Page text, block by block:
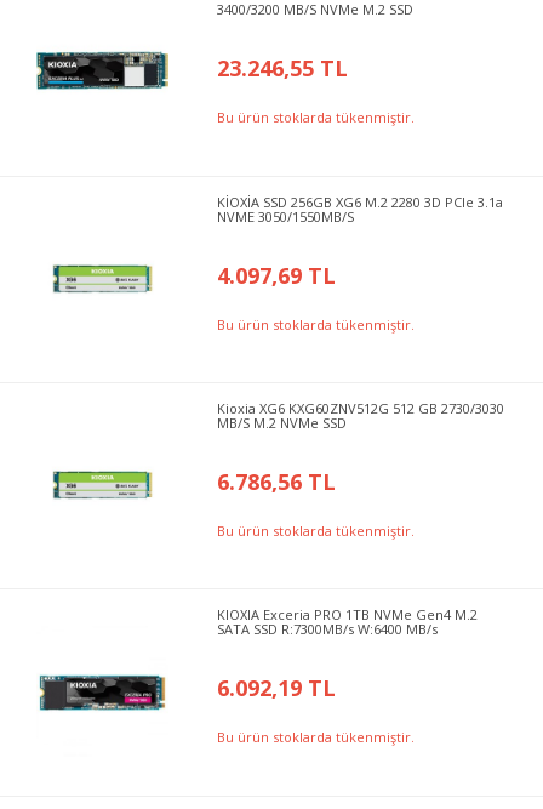
3400/3200 MB/S NVMe M.2 SSD
23.246,55 TL
Bu ürün stoklarda tükenmiştir.
KİOXİA SSD 256GB XG6 M.2 2280 3D PCIe 3.1a
NVME 3050/1550MB/S
4.097,69 TL
Bu ürün stoklarda tükenmiştir.
Kioxia XG6 KXG60ZNV512G 512 GB 2730/3030
MB/S M.2 NVMe SSD
6.786,56 TL
Bu ürün stoklarda tükenmiştir.
KIOXIA Exceria PRO 1TB NVMe Gen4 M.2
SATA SSD R:7300MB/s W:6400 MB/s
6.092,19 TL
Bu ürün stoklarda tükenmiştir.